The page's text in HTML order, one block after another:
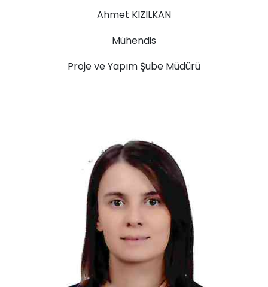
Ahmet KIZILKAN
Mühendis
Proje ve Yapım Şube Müdürü